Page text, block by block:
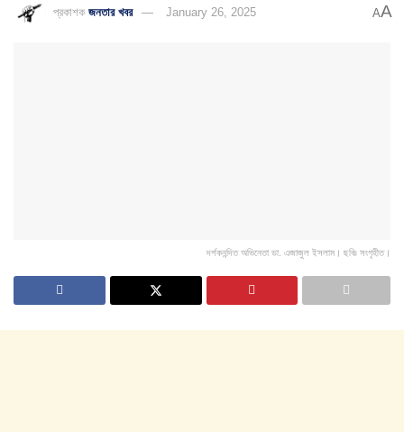
প্রকাশক জনতার খবর January 26, 2025 AA
দর্শকনন্দিত অভিনেতা ডা. এজাজুল ইসলাম। ছবিঃ সংগৃহীত।